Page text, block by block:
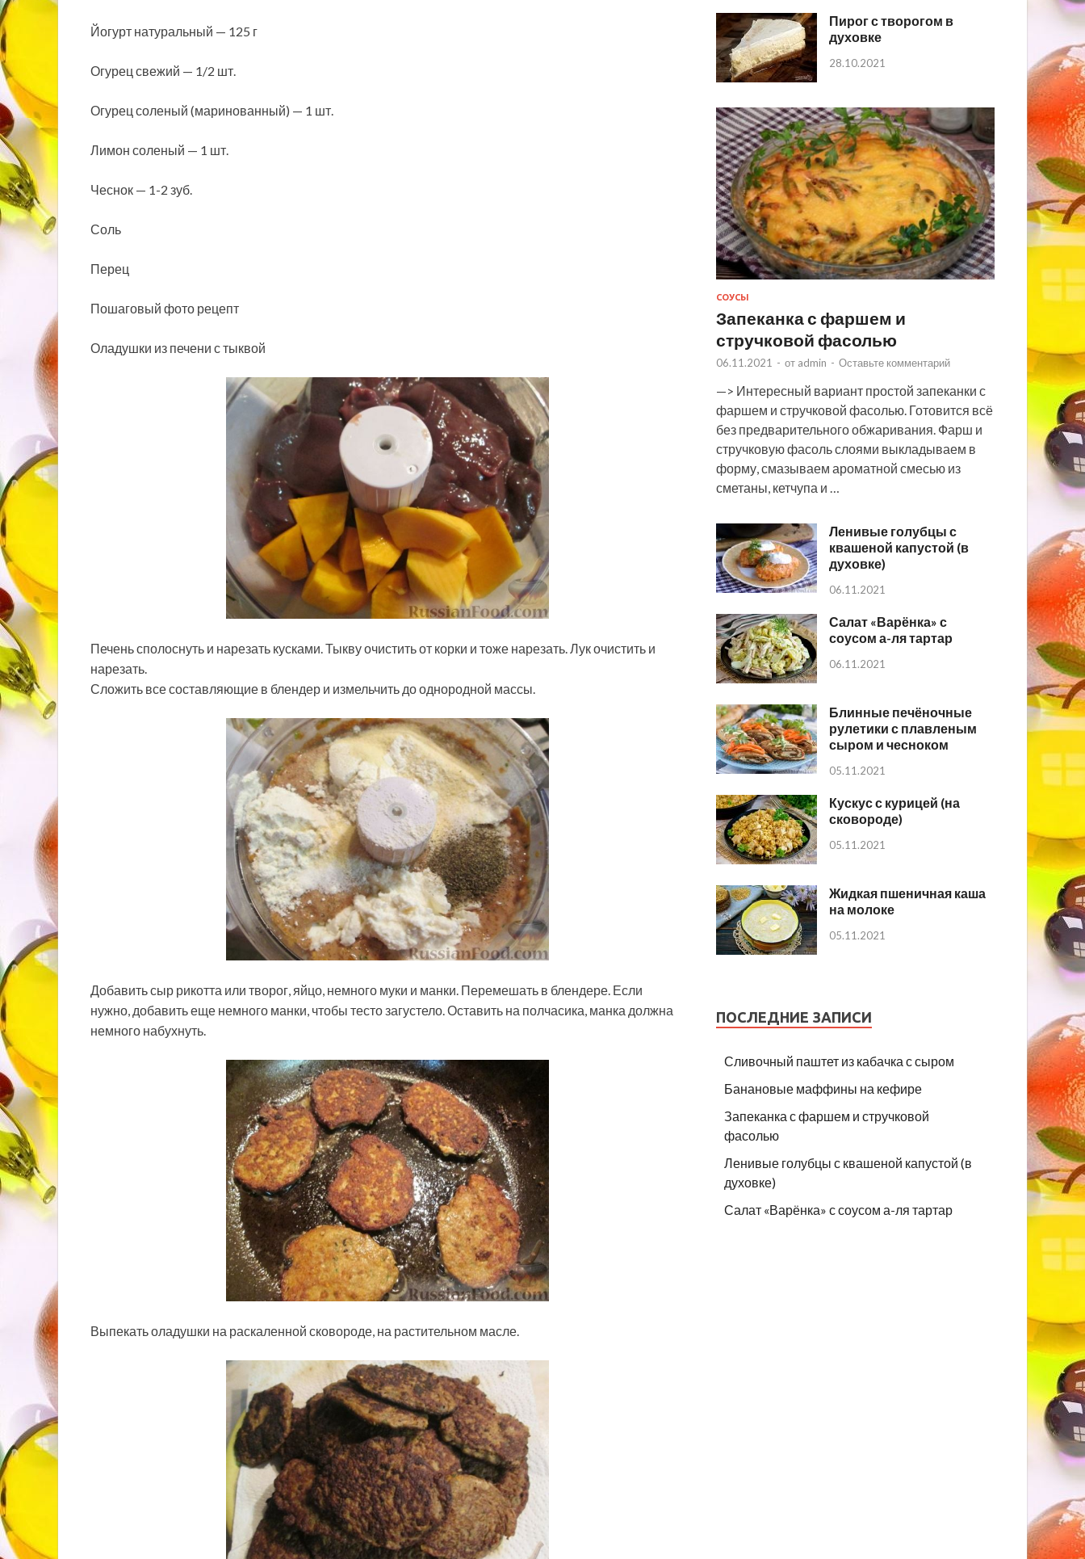
Йогурт натуральный — 125 г
Огурец свежий — 1/2 шт.
Огурец соленый (маринованный) — 1 шт.
Лимон соленый — 1 шт.
Чеснок — 1-2 зуб.
Соль
Перец
Пошаговый фото рецепт
Оладушки из печени с тыквой
Печень сполоснуть и нарезать кусками. Тыкву очистить от корки и тоже нарезать. Лук очистить и
нарезать.
Сложить все составляющие в блендер и измельчить до однородной массы.
Добавить сыр рикотта или творог, яйцо, немного муки и манки. Перемешать в блендере. Если
нужно, добавить еще немного манки, чтобы тесто загустело. Оставить на полчасика, манка должна
немного набухнуть.
Выпекать оладушки на раскаленной сковороде, на растительном масле.
Пирог с творогом в
духовке
28.10.2021
СОУСЫ
Запеканка с фаршем и
стручковой фасолью
06.11.2021 - от admin - Оставьте комментарий
—> Интересный вариант простой запеканки с
фаршем и стручковой фасолью. Готовится всё
без предварительного обжаривания. Фарш и
стручковую фасоль слоями выкладываем в
форму, смазываем ароматной смесью из
сметаны, кетчупа и …
Ленивые голубцы с
квашеной капустой (в
духовке)
06.11.2021
Салат «Варёнка» с
соусом а-ля тартар
06.11.2021
Блинные печёночные
рулетики с плавленым
сыром и чесноком
05.11.2021
Кускус с курицей (на
сковороде)
05.11.2021
Жидкая пшеничная каша
на молоке
05.11.2021
ПОСЛЕДНИЕ ЗАПИСИ
Сливочный паштет из кабачка с сыром
Банановые маффины на кефире
Запеканка с фаршем и стручковой
фасолью
Ленивые голубцы с квашеной капустой (в
духовке)
Салат «Варёнка» с соусом а-ля тартар